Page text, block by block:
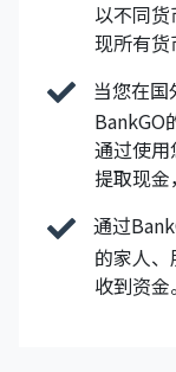
以不同
现所有货
当您在国
BankGO
通过使用
提取现金
通过
的家人
收到资金。